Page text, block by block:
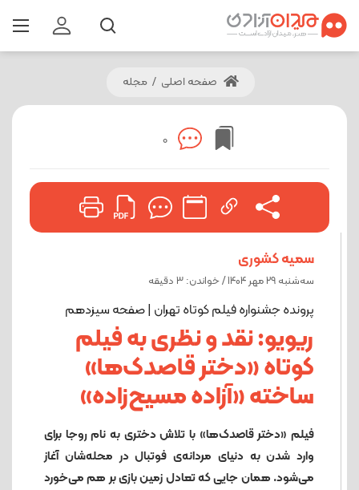
صفحه اصلی / مجله
0
سمیه کشوری
ﺳﻪشنبه 29 مهر 1404 / خواندن: 3 دقیقه
پرونده جشنواره فیلم کوتاه تهران | صفحه سیزدهم
ریویو: نقد و نظری به فیلم
کوتاه «دختر قاصدک‌ها»
ساخته «آزاده مسیح‌زاده»
فیلم «دختر قاصدک‌ها» با تلاش دختری به نام روجا برای
وارد شدن به دنیای مردانه‌ی فوتبال در محله‌شان آغاز
می‌شود. همان جایی که تعادل زمین بازی بر هم می‌خورد